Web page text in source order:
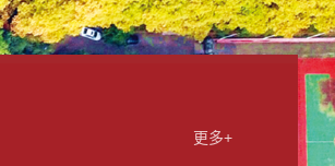
更多+